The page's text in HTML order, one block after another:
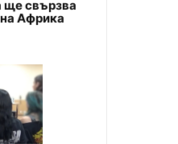
ще свързва
Африка